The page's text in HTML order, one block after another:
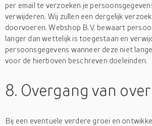
per email te verzoeken je
verwijderen. Wij zullen een dergelijk
doorvoeren. Webshop B.V. bewaart
langer dan wettelijk is toegestaan en
persoonsgegevens wanneer deze niet
voor de hierboven beschreven doeleinden.
8. Overgang van
Bij een eventuele verdere groei en